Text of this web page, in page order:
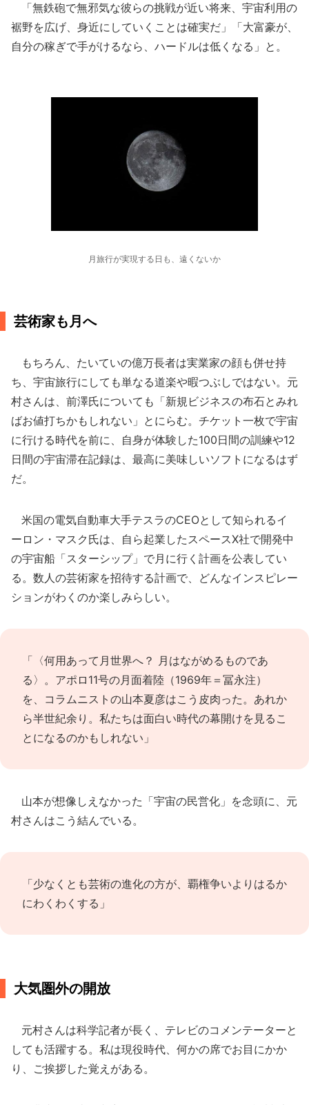
「無鉄砲で無邪気な彼らの挑戦が近い将来、宇宙利用の
裾野を広げ、身近にしていくことは確実だ」「大富豪が、
自分の稼ぎで手がけるなら、ハードルは低くなる」と。
月旅行が実現する日も、遠くないか
芸術家も月へ
もちろん、たいていの億万長者は実業家の顔も併せ持
ち、宇宙旅行にしても単なる道楽や暇つぶしではない。元
村さんは、前澤氏についても「新規ビジネスの布石とみれ
ばお値打ちかもしれない」とにらむ。チケット一枚で宇宙
に行ける時代を前に、自身が体験した100日間の訓練や12
日間の宇宙滞在記録は、最高に美味しいソフトになるはず
だ。
米国の電気自動車大手テスラのCEOとして知られるイ
ーロン・マスク氏は、自ら起業したスペースX社で開発中
の宇宙船「スターシップ」で月に行く計画を公表してい
る。数人の芸術家を招待する計画で、どんなインスピレー
ションがわくのか楽しみらしい。
「〈何用あって月世界へ？ 月はながめるものであ
る〉。アポロ11号の月面着陸（1969年＝冨永注）
を、コラムニストの山本夏彦はこう皮肉った。あれか
ら半世紀余り。私たちは面白い時代の幕開けを見るこ
とになるのかもしれない」
山本が想像しえなかった「宇宙の民営化」を念頭に、元
村さんはこう結んでいる。
「少なくとも芸術の進化の方が、覇権争いよりはるか
にわくわくする」
大気圏外の開放
元村さんは科学記者が長く、テレビのコメンテーターと
しても活躍する。私は現役時代、何かの席でお目にかか
り、ご挨拶した覚えがある。